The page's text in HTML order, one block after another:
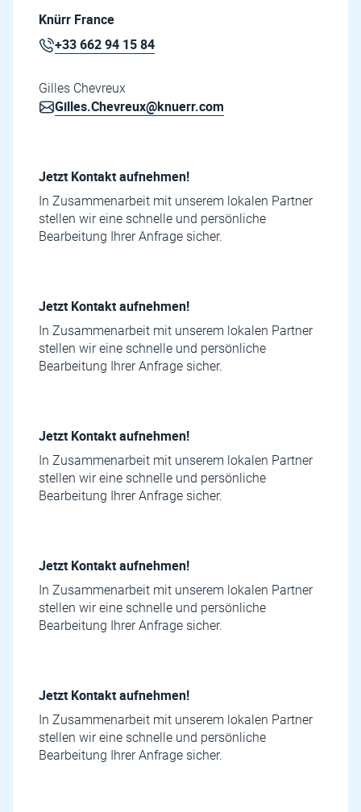
Knürr France
+33 662 94 15 84
Gilles Chevreux
Gilles.Chevreux@knuerr.com
Jetzt Kontakt aufnehmen!
In Zusammenarbeit mit unserem lokalen Partner
stellen wir eine schnelle und persönliche
Bearbeitung Ihrer Anfrage sicher.
Jetzt Kontakt aufnehmen!
In Zusammenarbeit mit unserem lokalen Partner
stellen wir eine schnelle und persönliche
Bearbeitung Ihrer Anfrage sicher.
Jetzt Kontakt aufnehmen!
In Zusammenarbeit mit unserem lokalen Partner
stellen wir eine schnelle und persönliche
Bearbeitung Ihrer Anfrage sicher.
Jetzt Kontakt aufnehmen!
In Zusammenarbeit mit unserem lokalen Partner
stellen wir eine schnelle und persönliche
Bearbeitung Ihrer Anfrage sicher.
Jetzt Kontakt aufnehmen!
In Zusammenarbeit mit unserem lokalen Partner
stellen wir eine schnelle und persönliche
Bearbeitung Ihrer Anfrage sicher.